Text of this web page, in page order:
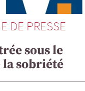
DE PRESSE
sous le
la sobriété